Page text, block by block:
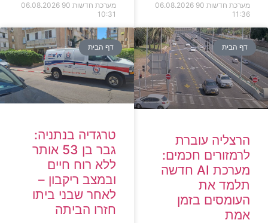
מערכת חדשות 90
06.08.2026
11:36
מערכת חדשות 90
06.08.2026
10:31
דף הבית
הרצליה עוברת
לרמזורים חכמים:
מערכת AI חדשה
תלמד את
העומסים בזמן
אמת
דף הבית
טרגדיה בנתניה:
גבר בן 53 אותר
ללא רוח חיים
ובמצב ריקבון –
לאחר שבני ביתו
חזרו הביתה